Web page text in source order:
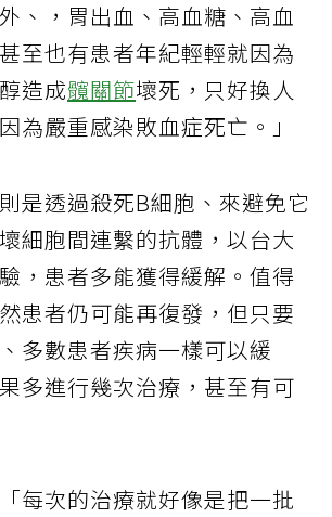
、，胃出血、高血糖、高血
至也有患者年紀輕輕就因為
造成髖關節壞死，只好換人
為嚴重感染敗血症死亡。」
是透過殺死B細胞、來避免它
細胞間連繫的抗體，以台大
，患者多能獲得緩解。值得
患者仍可能再復發，但只要
多數患者疾病一樣可以緩
多進行幾次治療，甚至有可
每次的治療就好像是把一批